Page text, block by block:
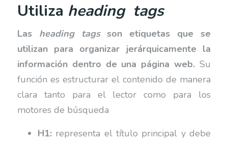
Utiliza heading tags
Las heading tagsson etiquetas que se
utilizan para organizar jerárquicamente la
información dentro de una página web.Su
función es estructurar el contenido de manera
clara tanto para el lector como para los
motores de búsqueda
H1:representa el título principal y debe